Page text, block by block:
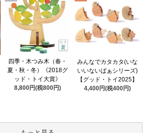
四季・木つみ木（春・
夏・秋・冬）《2018グ
ッド・トイ大賞》
8,800円(税800円)
みんなでカタカタ(いな
いいないばぁシリーズ)
【グッド・トイ2025】
4,400円(税400円)